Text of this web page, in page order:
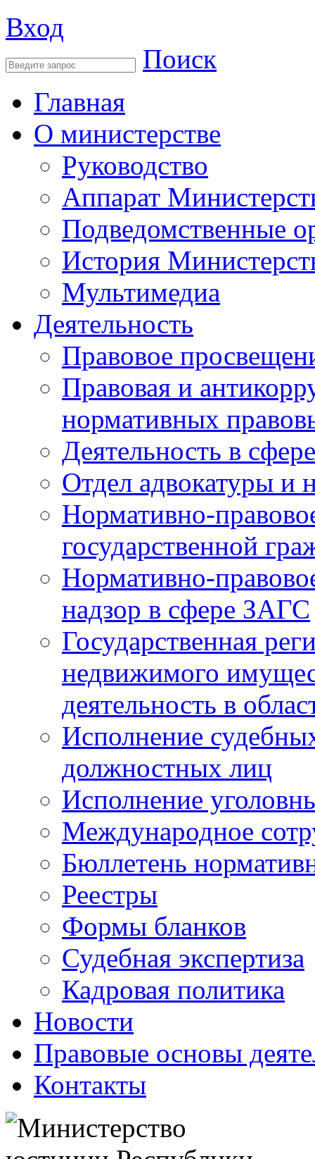
Вход
Поиск
Главная
О министерстве
Руководство
Аппарат
Подведомственные
История
Мультимедиа
Деятельность
Правовое
Правовая и
нормативных
Деятельность в
Отдел адвокатуры и
Нормативно-
государственной
Нормативно-
надзор в сфере ЗАГС
Государственная
недвижимого
деятельность в
Исполнение
должностных лиц
Исполнение
Международное
Бюллетень
Реестры
Формы бланков
Судебная экспертиза
Кадровая политика
Новости
Правовые основы
Контакты